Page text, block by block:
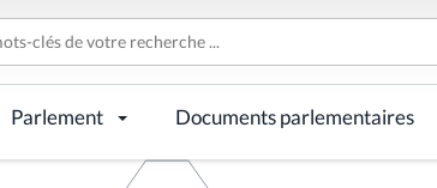
Parlement Documents parlementaires